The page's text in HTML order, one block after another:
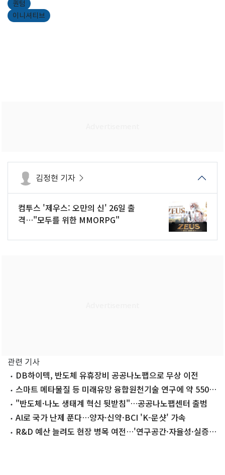
퀀텀
이니셔티브
김정현 기자
컴투스 '제우스: 오만의 신' 26일 출
격…"모두를 위한 MMORPG"
관련 기사
DB하이텍, 반도체 유휴장비 공공나노팹으로 무상 이전
스마트 메타물질 등 미래유망 융합원천기술 연구에 약 550억
지원"반도체·나노 생태계 혁신 뒷받침"…공공나노팹센터 출범
AI로 국가 난제 푼다…양자·신약·BCI 'K-문샷' 가속
R&D 예산 늘려도 현장 병목 여전…'연구공간·자율성·실증